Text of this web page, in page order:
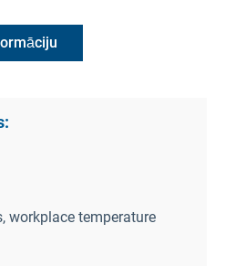
workplace temperature